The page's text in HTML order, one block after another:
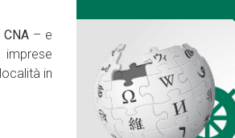
– e
imprese
in